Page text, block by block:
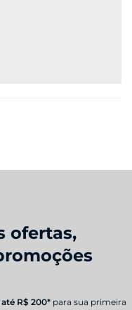
ofertas,
R$ 200* para sua primeira